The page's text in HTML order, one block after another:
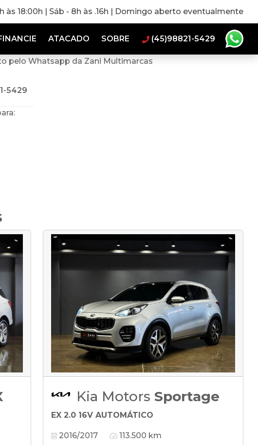
às 18:00h | Sáb - 8h às .16h | Domingo aberto eventualmente
ATACADO SOBRE (45)98821-5429
pelo Whatsapp da Zani Multimarcas
5429
Kia Motors Sportage
EX 2.0 16V AUTOMÁTICO
2016/2017 113.500 km